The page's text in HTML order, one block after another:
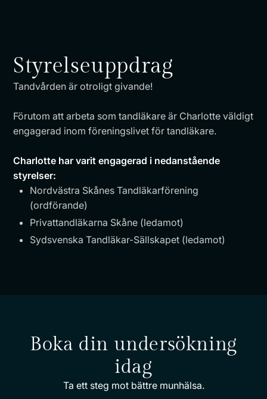
Styrelseuppdrag
Tandvården är otroligt givande!
Förutom att arbeta som tandläkare är Charlotte väldigt
engagerad inom föreningslivet för tandläkare.
Charlotte har varit engagerad i nedanstående
styrelser:
Nordvästra Skånes Tandläkarförening
(ordförande)
Privattandläkarna Skåne (ledamot)
Sydsvenska Tandläkar-Sällskapet (ledamot)
Boka din undersökning
idag
Ta ett steg mot bättre munhälsa.